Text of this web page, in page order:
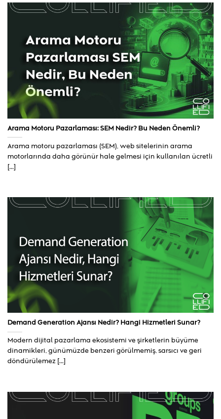
Arama Motoru Pazarlaması: SEM Nedir? Bu Neden Önemli?
Arama motoru pazarlaması (SEM), web sitelerinin arama
motorlarında daha görünür hale gelmesi için kullanılan ücretli
[...]
Demand Generation Ajansı Nedir? Hangi Hizmetleri Sunar?
Modern dijital pazarlama ekosistemi ve şirketlerin büyüme
dinamikleri, günümüzde benzeri görülmemiş, sarsıcı ve geri
döndürülemez [...]